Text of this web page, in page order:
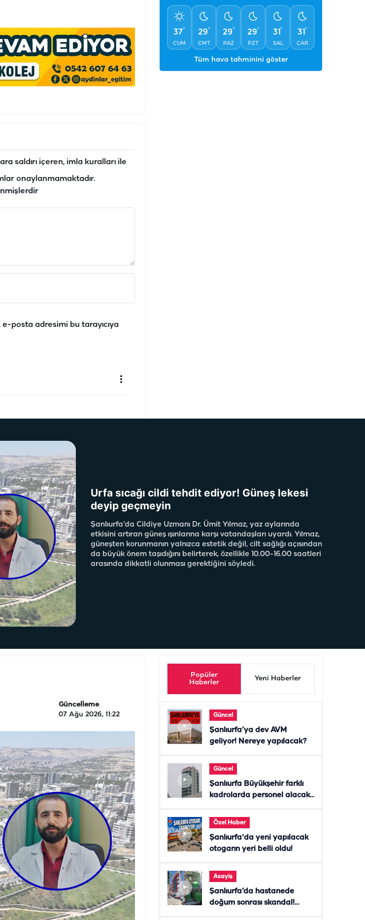
saldırı içeren, imla kuralları ile
onaylanmamaktadır.
e-posta adresimi bu tarayıcıya
37°
CUM
29°
CMT
29°
PAZ
29°
PZT
31°
SAL
31°
ÇAR
Tüm hava tahminini göster
Urfa sıcağı cildi tehdit ediyor! Güneş lekesi
deyip geçmeyin
Şanlıurfa’da Cildiye Uzmanı Dr. Ümit Yılmaz, yaz aylarında
etkisini artıran güneş ışınlarına karşı vatandaşları uyardı. Yılmaz,
güneşten korunmanın yalnızca estetik değil, cilt sağlığı açısından
da büyük önem taşıdığını belirterek, özellikle 10.00-16.00 saatleri
arasında dikkatli olunması gerektiğini söyledi.
Güncelleme
07 Ağu 2026, 11:22
Popüler
Haberler
Yeni Haberler
Güncel
Şanlıurfa’ya dev AVM
geliyor! Nereye yapılacak?
Güncel
Şanlıurfa Büyükşehir farklı
kadrolarda personel alacak!
Özel Haber
Şanlıurfa'da yeni yapılacak
otogarın yeri belli oldu!
Asayiş
Şanlıurfa’da hastanede
doğum sonrası skandal!